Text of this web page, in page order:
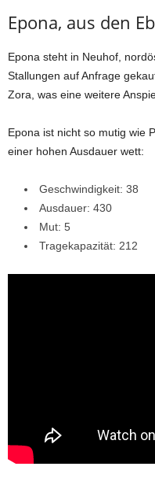
Epona, aus den
Epona steht in Neuhof,
Stallungen auf Anfrage
Zora, was eine weitere
Epona ist nicht so mutig wie
einer hohen Ausdauer wett:
Geschwindigkeit: 38
Ausdauer: 430
Mut: 5
Tragekapazität: 212